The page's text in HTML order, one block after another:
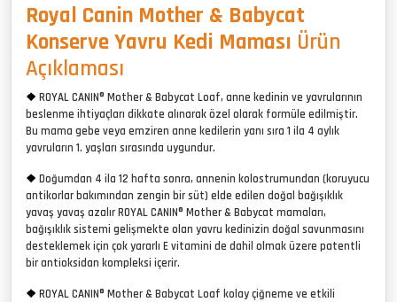
Royal Canin Mother & Babycat
Konserve Yavru Kedi Maması Ürün
Açıklaması
❖ ROYAL CANIN® Mother & Babycat Loaf, anne kedinin ve yavrularının
beslenme ihtiyaçları dikkate alınarak özel olarak formüle edilmiştir.
Bu mama gebe veya emziren anne kedilerin yanı sıra 1 ila 4 aylık
yavruların 1. yaşları sırasında uygundur.
❖ Doğumdan 4 ila 12 hafta sonra, annenin kolostrumundan (koruyucu
antikorlar bakımından zengin bir süt) elde edilen doğal bağışıklık
yavaş yavaş azalır ROYAL CANIN® Mother & Babycat mamaları,
bağışıklık sistemi gelişmekte olan yavru kedinizin doğal savunmasını
desteklemek için çok yararlı E vitamini de dahil olmak üzere patentli
bir antioksidan kompleksi içerir.
❖ ROYAL CANIN® Mother & Babycat Loaf kolay çiğneme ve etkili